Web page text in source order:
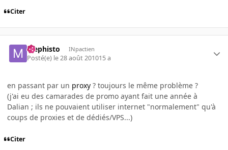
Citer
Mephisto INpactien
Posté(e) le 28 août 201015 a
en passant par un proxy ? toujours le même problème ?
(j'ai eu des camarades de promo ayant fait une année à
Dalian ; ils ne pouvaient utiliser internet "normalement" qu'à
coups de proxies et de dédiés/VPS...)
Citer